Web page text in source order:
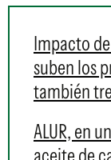
Impacto
suben los
también
ALUR, en
aceite de